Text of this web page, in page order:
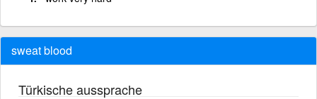
sweat blood
Türkische aussprache